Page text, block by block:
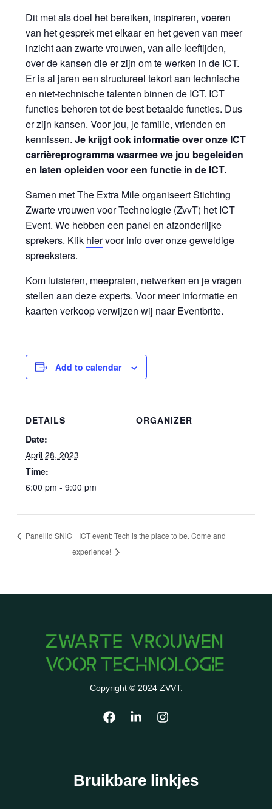
Dit met als doel het bereiken, inspireren, voeren
van het gesprek met elkaar en het geven van meer
inzicht aan zwarte vrouwen, van alle leeftijden,
over de kansen die er zijn om te werken in de ICT.
Er is al jaren een structureel tekort aan technische
en niet-technische talenten binnen de ICT. ICT
functies behoren tot de best betaalde functies. Dus
er zijn kansen. Voor jou, je familie, vrienden en
kennissen. Je krijgt ook informatie over onze ICT
carrièreprogramma waarmee we jou begeleiden
en laten opleiden voor een functie in de ICT.
Samen met The Extra Mile organiseert Stichting
Zwarte vrouwen voor Technologie (ZvvT) het ICT
Event. We hebben een panel en afzonderlijke
sprekers. Klik hiervoor info over onze geweldige
spreeksters.
Kom luisteren, meepraten, netwerken en je vragen
stellen aan deze experts. Voor meer informatie en
kaarten verkoop verwijzen wij naarEventbrite.
Add to calendar
DETAILS
Date:
April 28, 2023
Time:
6:00 pm - 9:00 pm
ORGANIZER
Panellid SNiC
ICT event: Tech is the place to be. Come and
experience!
Copyright © 2024 ZVVT.
Bruikbare linkjes